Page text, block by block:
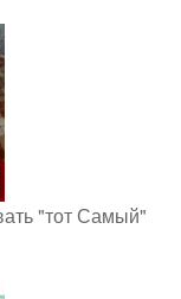
"тот Самый"